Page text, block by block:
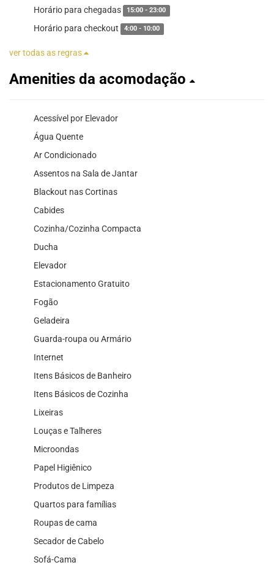
Horário para chegadas 15:00 - 23:00
Horário para checkout 4:00 - 10:00
ver todas as regras
Amenities da acomodação
Acessível por Elevador
Água Quente
Ar Condicionado
Assentos na Sala de Jantar
Blackout nas Cortinas
Cabides
Cozinha/Cozinha Compacta
Ducha
Elevador
Estacionamento Gratuito
Fogão
Geladeira
Guarda-roupa ou Armário
Internet
Itens Básicos de Banheiro
Itens Básicos de Cozinha
Lixeiras
Louças e Talheres
Microondas
Papel Higiênico
Produtos de Limpeza
Quartos para famílias
Roupas de cama
Secador de Cabelo
Sofá-Cama